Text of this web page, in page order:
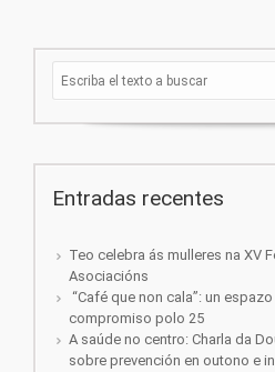
Entradas recentes
Teo celebra ás mulleres na XV
Asociacións
“Café que non cala”: un
compromiso polo 25
A saúde no centro: Charla da
sobre prevención en outono e